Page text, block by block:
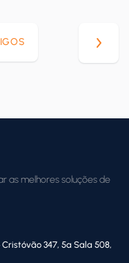
as melhores soluções de
347, 5ª Sala 508,